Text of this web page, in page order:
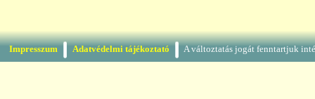
Impresszum Adatvédelmi tájékoztató A változtatás jogát fenntartjuk